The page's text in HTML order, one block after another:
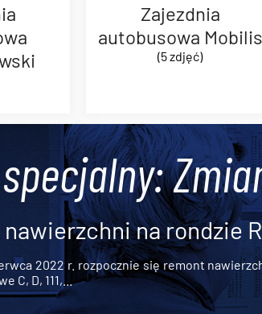
Zajezdnia
autobusowa Mobilis
(5 zdjęć)
na rondzie
2022 r. rozpocznie się remont
C, D, 111,...